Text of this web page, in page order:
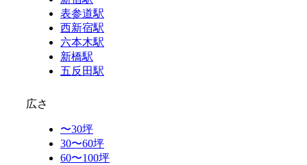
表参道駅
西新宿駅
六本木駅
新橋駅
五反田駅
広さ
〜30坪
30〜60坪
60〜100坪